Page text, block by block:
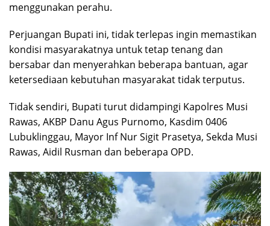
menggunakan perahu.
Perjuangan Bupati ini, tidak terlepas ingin memastikan
kondisi masyarakatnya untuk tetap tenang dan
bersabar dan menyerahkan beberapa bantuan, agar
ketersediaan kebutuhan masyarakat tidak terputus.
Tidak sendiri, Bupati turut didampingi Kapolres Musi
Rawas, AKBP Danu Agus Purnomo, Kasdim 0406
Lubuklinggau, Mayor Inf Nur Sigit Prasetya, Sekda Musi
Rawas, Aidil Rusman dan beberapa OPD.